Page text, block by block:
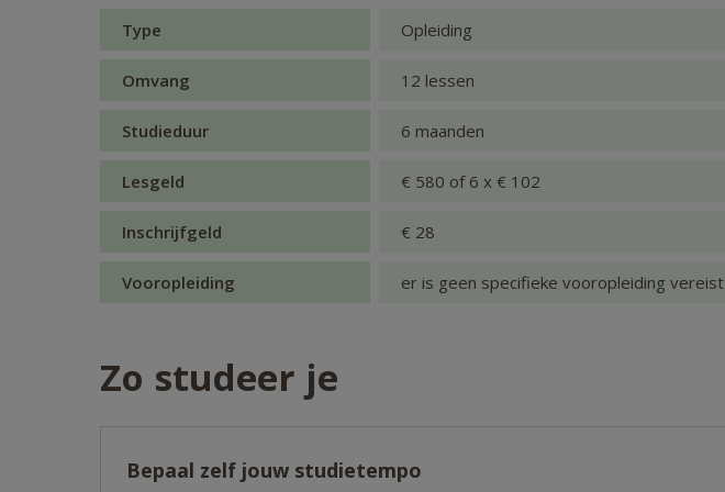
Type Opleiding
Omvang 12 lessen
Studieduur 6 maanden
Lesgeld € 580 of 6 x € 102
Inschrijfgeld € 28
Vooropleiding er is geen specifieke vooropleiding vereist
Zo studeer je
Bepaal zelf jouw studietempo